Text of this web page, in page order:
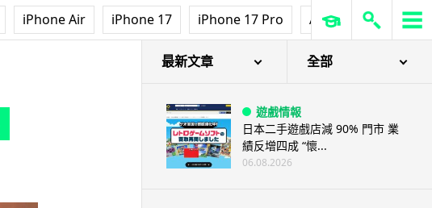
iPhone Air iPhone 17 iPhone 17 Pro AirPods Pro 3
最新文章 全部
遊戲情報
日本二手遊戲店減 90% 門市 業
績反增四成 “懷...
06.08.2026